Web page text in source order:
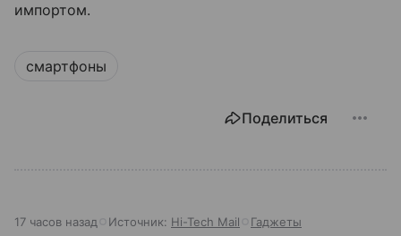
импортом.
смартфоны
Поделиться
17 часов назад Источник: Hi-Tech Mail Гаджеты